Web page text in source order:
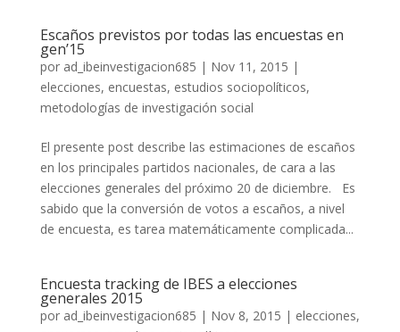
Escaños previstos por todas las encuestas en
gen’15
por ad_ibeinvestigacion685 | Nov 11, 2015 |
elecciones, encuestas, estudios sociopolíticos,
metodologías de investigación social
El presente post describe las estimaciones de escaños
en los principales partidos nacionales, de cara a las
elecciones generales del próximo 20 de diciembre. Es
sabido que la conversión de votos a escaños, a nivel
de encuesta, es tarea matemáticamente complicada...
Encuesta tracking de IBES a elecciones
generales 2015
por ad_ibeinvestigacion685 | Nov 8, 2015 | elecciones,